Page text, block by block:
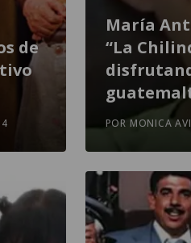
de
María
“La
POR MONICA